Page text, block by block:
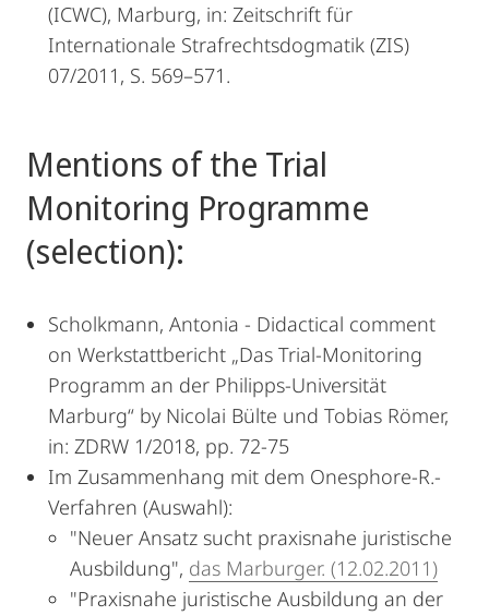
(ICWC), Marburg, in: Zeitschrift für
Internationale Strafrechtsdogmatik (ZIS)
07/2011, S. 569–571.
Mentions of the Trial
Monitoring Programme
(selection):
Scholkmann, Antonia - Didactical comment
on Werkstattbericht „Das Trial-Monitoring
Programm an der Philipps-Universität
Marburg“ by Nicolai Bülte und Tobias Römer,
in: ZDRW 1/2018, pp. 72-75
Im Zusammenhang mit dem Onesphore-R.-
Verfahren (Auswahl):
"Neuer Ansatz sucht praxisnahe juristische
Ausbildung", das Marburger. (12.02.2011)
"Praxisnahe juristische Ausbildung an der